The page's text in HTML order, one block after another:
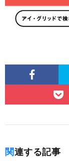
関連する記事